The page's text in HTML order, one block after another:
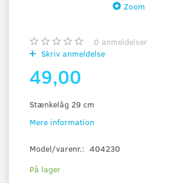
Zoom
0 anmeldelser
Skriv anmeldelse
49,00
Stænkelåg 29 cm
Mere information
Model/varenr.: 404230
På lager